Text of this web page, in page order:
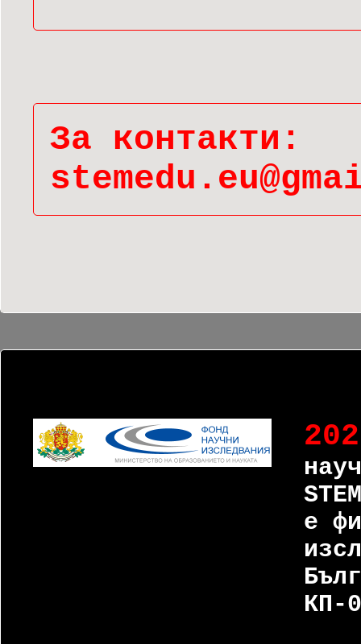
За контакти:
е
КП-